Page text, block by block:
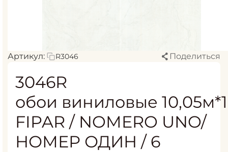
Артикул: R3046 Поделиться
3046R
обои виниловые
FIPAR / NOMERO UNO/
НОМЕР ОДИН / 6